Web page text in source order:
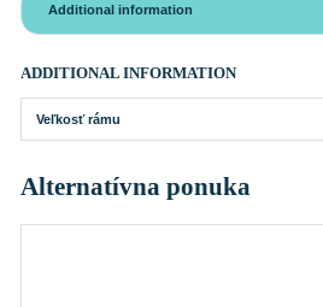
Additional information
ADDITIONAL INFORMATION
Veľkosť rámu
Alternatívna ponuka